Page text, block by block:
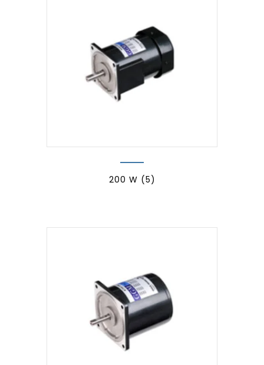
200 W (5)